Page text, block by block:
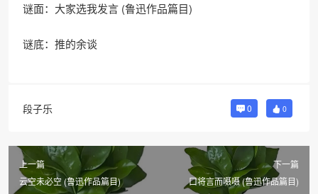
谜面：大家选我发言 (鲁迅作品篇目)
谜底：推的余谈
段子乐 0 0
上一篇
云空未必空 (鲁迅作品篇目)
下一篇
口将言而嗫嗫 (鲁迅作品篇目)